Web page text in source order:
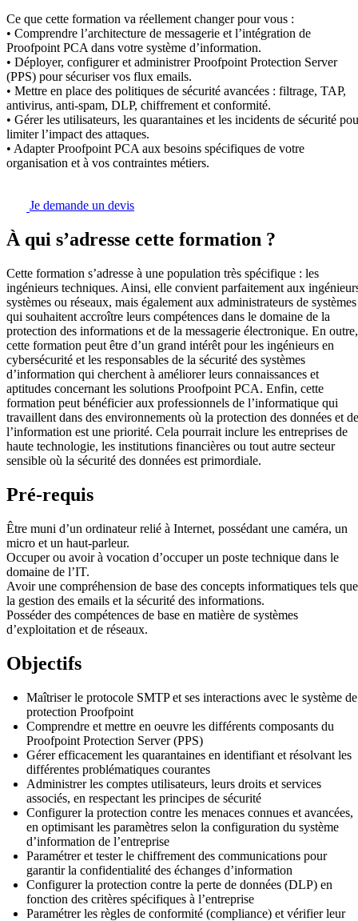
Ce que cette formation va réellement changer pour vous :
• Comprendre l’architecture de messagerie et l’intégration de
Proofpoint PCA dans votre système d’information.
• Déployer, configurer et administrer Proofpoint Protection Server
(PPS) pour sécuriser vos flux emails.
• Mettre en place des politiques de sécurité avancées : filtrage, TAP,
antivirus, anti-spam, DLP, chiffrement et conformité.
• Gérer les utilisateurs, les quarantaines et les incidents de sécurité
limiter l’impact des attaques.
• Adapter Proofpoint PCA aux besoins spécifiques de votre
organisation et à vos contraintes métiers.
Je demande un devis
À qui s’adresse cette formation ?
Cette formation s’adresse à une population très spécifique : les
ingénieurs techniques. Ainsi, elle convient parfaitement aux
systèmes ou réseaux, mais également aux administrateurs de systèmes
qui souhaitent accroître leurs compétences dans le domaine de la
protection des informations et de la messagerie électronique. En outre,
cette formation peut être d’un grand intérêt pour les ingénieurs en
cybersécurité et les responsables de la sécurité des systèmes
d’information qui cherchent à améliorer leurs connaissances et
aptitudes concernant les solutions Proofpoint PCA. Enfin, cette
formation peut bénéficier aux professionnels de l’informatique qui
travaillent dans des environnements où la protection des données et de
l’information est une priorité. Cela pourrait inclure les entreprises de
haute technologie, les institutions financières ou tout autre secteur
sensible où la sécurité des données est primordiale.
Pré-requis
Être muni d’un ordinateur relié à Internet, possédant une caméra, un
micro et un haut-parleur.
Occuper ou avoir à vocation d’occuper un poste technique dans le
domaine de l’IT.
Avoir une compréhension de base des concepts informatiques tels que
la gestion des emails et la sécurité des informations.
Posséder des compétences de base en matière de systèmes
d’exploitation et de réseaux.
Objectifs
Maîtriser le protocole SMTP et ses interactions avec le système de
protection Proofpoint
Comprendre et mettre en oeuvre les différents composants du
Proofpoint Protection Server (PPS)
Gérer efficacement les quarantaines en identifiant et résolvant les
différentes problématiques courantes
Administrer les comptes utilisateurs, leurs droits et services
associés, en respectant les principes de sécurité
Configurer la protection contre les menaces connues et avancées,
en optimisant les paramètres selon la configuration du système
d’information de l’entreprise
Paramétrer et tester le chiffrement des communications pour
garantir la confidentialité des échanges d’information
Configurer la protection contre la perte de données (DLP) en
fonction des critères spécifiques à l’entreprise
Paramétrer les règles de conformité (compliance) et vérifier leur